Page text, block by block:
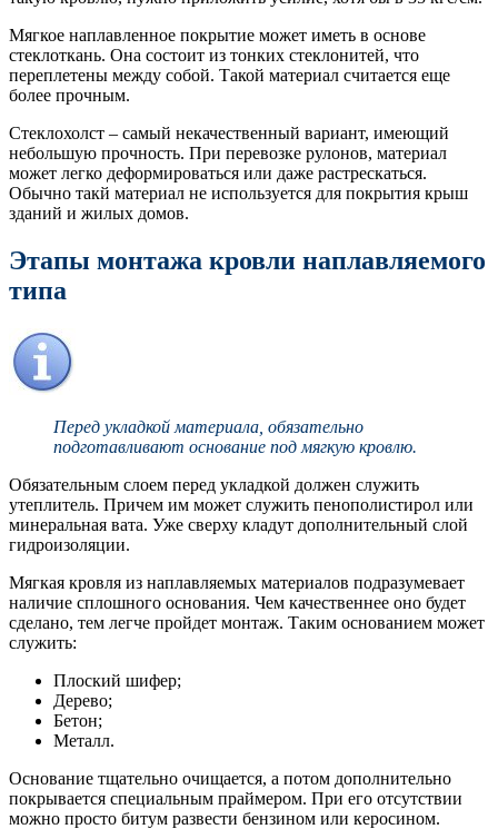
Мягкое наплавленное покрытие может иметь в основе
стеклоткань. Она состоит из тонких стеклонитей, что
переплетены между собой. Такой материал считается еще
более прочным.
Стеклохолст – самый некачественный вариант, имеющий
небольшую прочность. При перевозке рулонов, материал
может легко деформироваться или даже растрескаться.
Обычно такй материал не используется для покрытия крыш
зданий и жилых домов.
Этапы монтажа кровли наплавляемого
типа
Перед укладкой материала, обязательно
подготавливают основание под мягкую кровлю.
Обязательным слоем перед укладкой должен служить
утеплитель. Причем им может служить пенополистирол или
минеральная вата. Уже сверху кладут дополнительный слой
гидроизоляции.
Мягкая кровля из наплавляемых материалов подразумевает
наличие сплошного основания. Чем качественнее оно будет
сделано, тем легче пройдет монтаж. Таким основанием может
служить:
Плоский шифер;
Дерево;
Бетон;
Металл.
Основание тщательно очищается, а потом дополнительно
покрывается специальным праймером. При его отсутствии
можно просто битум развести бензином или керосином.